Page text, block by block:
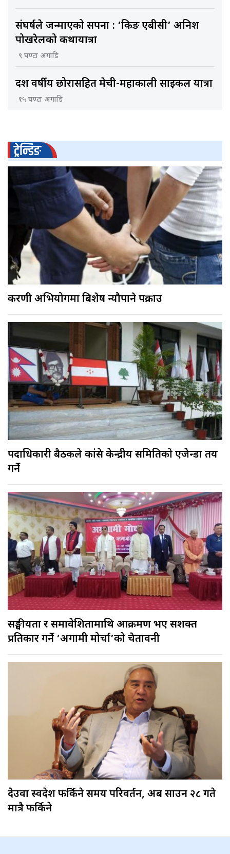
संघर्षले जन्माएको सपना : ‘किङ एबीसी’ अनिश
पोखरेलको कथायात्रा
९ घण्टा अगाडि
दश वर्षीय छोरासहित मेची-महाकाली साइकल यात्रा
१५ घण्टा अगाडि
ट्रेन्डिङ
करणी अभियोगमा बिशेष न्यौपाने पक्राउ
पदाधिकारी बैठकले कांग्रेस केन्द्रीय समितिकाे एजेन्डा तय
गर्ने
सङ्घीयता र समावेशितामाथि आक्रमण भए सशक्त
प्रतिकार गर्ने ‘अग्रगामी मोर्चा’को चेतावनी
देउवा स्वदेश फर्किने समय परिवर्तन, अब साउन २८ गते
मात्रै फर्किने